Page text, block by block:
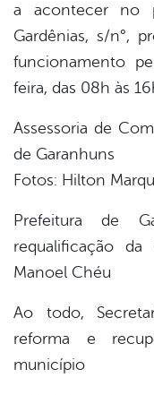
a acontecer no
Gardênias, s/n°,
funcionamento
feira, das 08h às
Assessoria de
de Garanhuns
Fotos: Hilton
Prefeitura de
requalificação
Manoel Chéu
Ao todo,
reforma e
município